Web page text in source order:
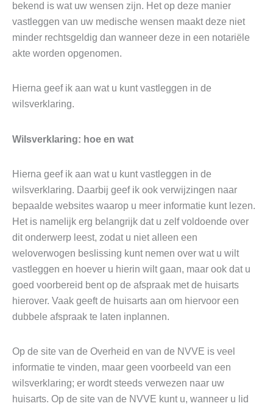
bekend is wat uw wensen zijn. Het op deze manier
vastleggen van uw medische wensen maakt deze niet
minder rechtsgeldig dan wanneer deze in een notariële
akte worden opgenomen.
Hierna geef ik aan wat u kunt vastleggen in de
wilsverklaring.
Wilsverklaring: hoe en wat
Hierna geef ik aan wat u kunt vastleggen in de
wilsverklaring. Daarbij geef ik ook verwijzingen naar
bepaalde websites waarop u meer informatie kunt lezen.
Het is namelijk erg belangrijk dat u zelf voldoende over
dit onderwerp leest, zodat u niet alleen een
weloverwogen beslissing kunt nemen over wat u wilt
vastleggen en hoever u hierin wilt gaan, maar ook dat u
goed voorbereid bent op de afspraak met de huisarts
hierover. Vaak geeft de huisarts aan om hiervoor een
dubbele afspraak te laten inplannen.
Op de site van de Overheid en van de NVVE is veel
informatie te vinden, maar geen voorbeeld van een
wilsverklaring; er wordt steeds verwezen naar uw
huisarts. Op de site van de NVVE kunt u, wanneer u lid